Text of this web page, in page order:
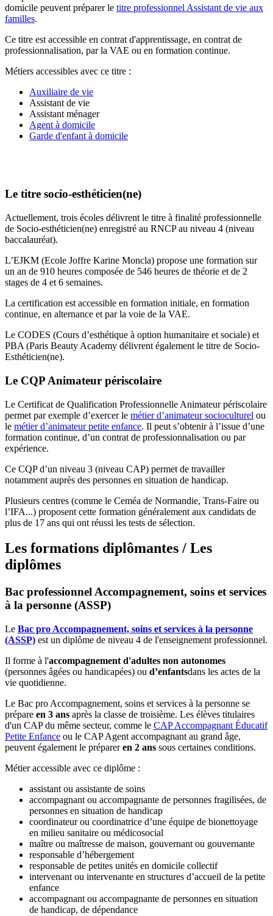
domicile peuvent préparer le titre professionnel Assistant de vie aux
familles.
Ce titre est accessible en contrat d'apprentissage, en contrat de
professionnalisation, par la VAE ou en formation continue.
Métiers accessibles avec ce titre :
Auxiliaire de vie
Assistant de vie
Assistant ménager
Agent à domicile
Garde d'enfant à domicile
Le titre socio-esthéticien(ne)
Actuellement, trois écoles délivrent le titre à finalité professionnelle
de Socio-esthéticien(ne) enregistré au RNCP au niveau 4 (niveau
baccalauréat).
L’EJKM (Ecole Joffre Karine Moncla) propose une formation sur
un an de 910 heures composée de 546 heures de théorie et de 2
stages de 4 et 6 semaines.
La certification est accessible en formation initiale, en formation
continue, en alternance et par la voie de la VAE.
Le CODES (Cours d’esthétique à option humanitaire et sociale) et
PBA (Paris Beauty Academy délivrent également le titre de So­cio-
Es­thé­ti­cien(ne).
Le CQP Animateur périscolaire
Le Certificat de Qualification Professionnelle Animateur périscolaire
permet par exemple d’exercer le métier d’animateur socioculturel ou
le métier d’animateur petite enfance. Il peut s’obtenir à l’issue d’une
formation continue, d’un contrat de professionnalisation ou par
expérience.
Ce CQP d’un niveau 3 (niveau CAP) permet de travailler
notamment auprès des personnes en situation de handicap.
Plusieurs centres (comme le Ceméa de Normandie, Trans-Faire ou
l’IFA...) proposent cette formation généralement aux candidats de
plus de 17 ans qui ont réussi les tests de sélection.
Les formations diplômantes / Les
diplômes
Bac professionnel Accompagnement, soins et services
à la personne (ASSP)
Le Bac pro Accompagnement, soins et services à la personne
(ASSP) est un diplôme de niveau 4 de l'enseignement professionnel.
Il forme à l'accompagnement d'adultes non autonomes
(personnes âgées ou handicapées) ou d’enfantsdans les actes de la
vie quotidienne.
Le Bac pro Accompagnement, soins et services à la personne se
prépare en 3 ans après la classe de troisième. Les élèves titulaires
d'un CAP du même secteur, comme le CAP Accompagnant Éducatif
Petite Enfance ou le CAP Agent accompagnant au grand âge,
peuvent également le prépareren 2 ans sous certaines conditions.
Métier accessible avec ce diplôme :
assistant ou assistante de soins
accompagnant ou accompagnante de personnes fragilisées, de
personnes en situation de handicap
coordinateur ou coordinatrice d’une équipe de bionettoyage
en milieu sanitaire ou médicosocial
maître ou maîtresse de maison, gouvernant ou gouvernante
responsable d’hébergement
responsable de petites unités en domicile collectif
intervenant ou intervenante en structures d’accueil de la petite
enfance
accompagnant ou accompagnante de personnes en situation
de handicap, de dépendance